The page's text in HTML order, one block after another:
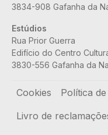
3834-908 Gafanha da
Estúdios
Rua Prior Guerra
Edifício do Centro
3830-556 Gafanha da
Rodapé
Cookies
Política
Livro de